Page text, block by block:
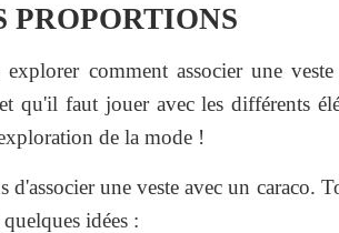
PROPORTIONS
comment associer une
qu'il faut jouer avec les différents
de la mode !
d'associer une veste avec un caraco.
idées :